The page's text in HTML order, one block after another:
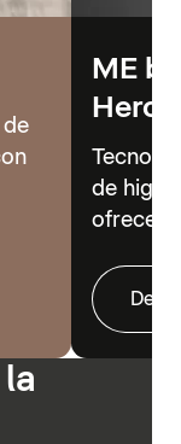
de
ME
Hero
de
ofrecer